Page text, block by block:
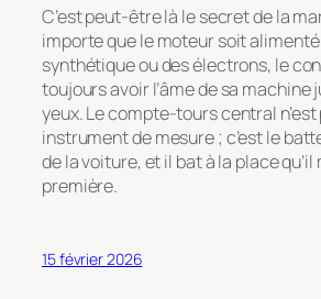
C’est peut-être là le secret de la
importe que le moteur soit alimenté
synthétique ou des électrons, le
toujours avoir l’âme de sa machine
yeux. Le compte-tours central n’est
instrument de mesure ; c’est le
de la voiture, et il bat à la place qu’il
première.
15 février 2026